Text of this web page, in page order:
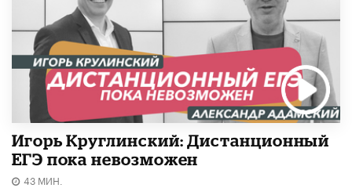
Игорь Круглинский: Дистанционный
ЕГЭ пока невозможен
43 МИН.